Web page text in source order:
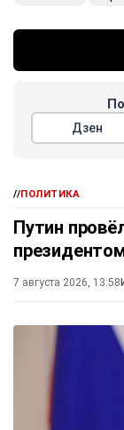
Дзен
//ПОЛИТИКА
Путин
7 августа 2026, 13:58